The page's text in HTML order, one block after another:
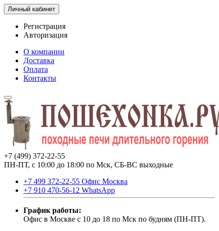
Личный кабинет
Регистрация
Авторизация
О компании
Доставка
Оплата
Контакты
+7 (499) 372-22-55
ПН-ПТ, с 10:00 до 18:00 по Мск, СБ-ВС выходные
+7 499 372-22-55 Офис Москва
+7 910 470-56-12 WhatsApp
График работы:
Офис в Москве с 10 до 18 по Мск по будням (ПН-ПТ).